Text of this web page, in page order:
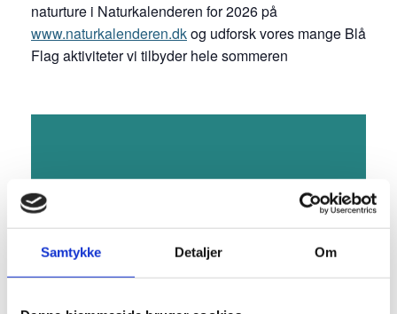
Samtykke Detaljer Om
naturture i Naturkalenderen for 2026 på
www.naturkalenderen.dkog udforsk vores mange Blå
Flag aktiviteter vi tilbyder hele sommeren